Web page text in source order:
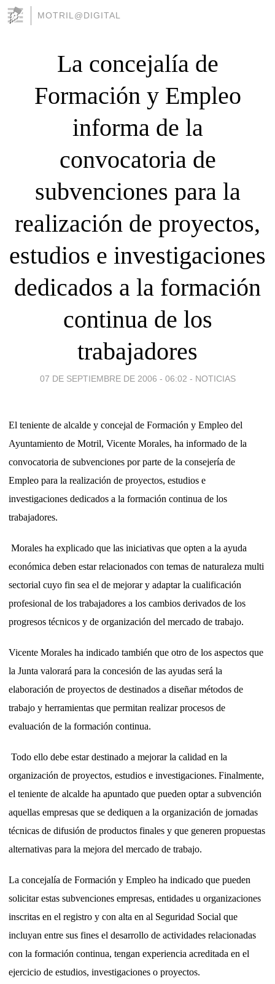
MOTRIL@DIGITAL
La concejalía de
Formación y Empleo
informa de la
convocatoria de
subvenciones para la
realización de proyectos,
estudios e investigaciones
dedicados a la formación
continua de los
trabajadores
07 DE SEPTIEMBRE DE 2006 - 06:02 - NOTICIAS
El teniente de alcalde y concejal de Formación y Empleo del
Ayuntamiento de Motril, Vicente Morales, ha informado de la
convocatoria de subvenciones por parte de la consejería de
Empleo para la realización de proyectos, estudios e
investigaciones dedicados a la formación continua de los
trabajadores.
Morales ha explicado que las iniciativas que opten a la ayuda
económica deben estar relacionados con temas de naturaleza multi
sectorial cuyo fin sea el de mejorar y adaptar la cualificación
profesional de los trabajadores a los cambios derivados de los
progresos técnicos y de organización del mercado de trabajo.
Vicente Morales ha indicado también que otro de los aspectos que
la Junta valorará para la concesión de las ayudas será la
elaboración de proyectos de destinados a diseñar métodos de
trabajo y herramientas que permitan realizar procesos de
evaluación de la formación continua.
Todo ello debe estar destinado a mejorar la calidad en la
organización de proyectos, estudios e investigaciones. Finalmente,
el teniente de alcalde ha apuntado que pueden optar a subvención
aquellas empresas que se dediquen a la organización de jornadas
técnicas de difusión de productos finales y que generen propuestas
alternativas para la mejora del mercado de trabajo.
La concejalía de Formación y Empleo ha indicado que pueden
solicitar estas subvenciones empresas, entidades u organizaciones
inscritas en el registro y con alta en al Seguridad Social que
incluyan entre sus fines el desarrollo de actividades relacionadas
con la formación continua, tengan experiencia acreditada en el
ejercicio de estudios, investigaciones o proyectos.